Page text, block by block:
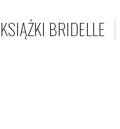
KSIĄŻKI BRIDELLE